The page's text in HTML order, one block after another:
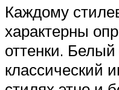
Каждому
характерны
оттенки.
классический